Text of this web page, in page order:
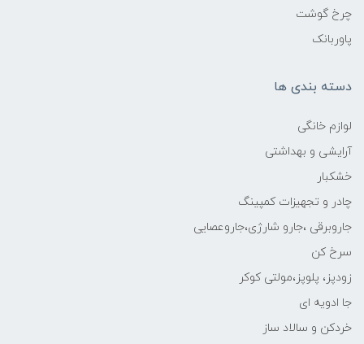
چرخ گوشت
پاوربانک
دسته بندی ها
لوازم خانگی
آرایشی و بهداشتی
خشکبار
چادر و تجهیزات کمپینگ
جاروبرقی ،جارو شارژی،جاروعصایی
سرخ کن
زودپز، پلوپز،مولتی کوکر
جا ادویه ای
خردکن و سالاد ساز